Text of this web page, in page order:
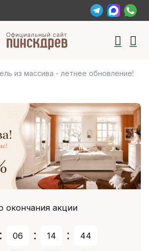
из массива - летнее обновление!
окончания акции
: 06 : 14 : 43